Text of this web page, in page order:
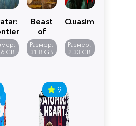
of
GB
Beast
of
Reincarnation
Размер:
31.8 GB
Quasimorph
Размер:
2.33 GB
9